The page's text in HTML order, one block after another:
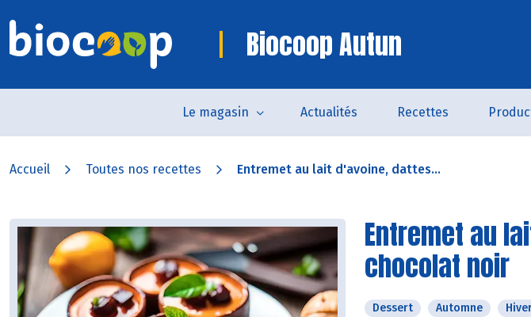
Biocoop Autun
Le magasin Actualités Recettes
Accueil Toutes nos recettes Entremet au lait d'avoine, dattes...
Entremet au
chocolat noir
Dessert Automne